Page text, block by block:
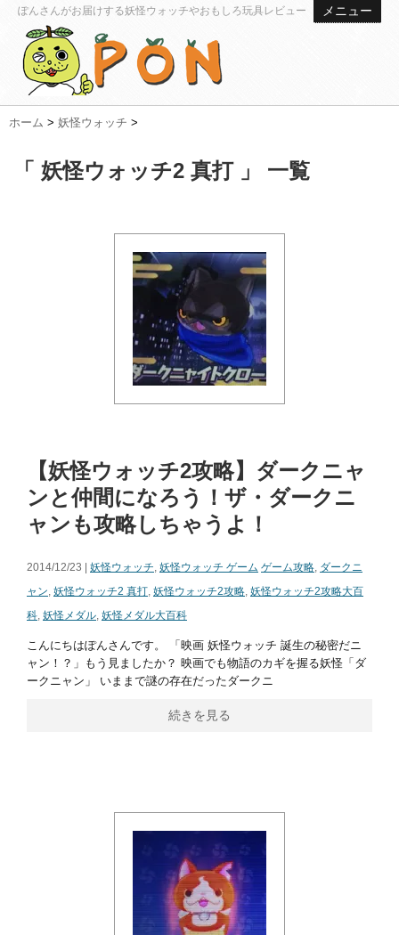
メニュー
ぽんさんがお届けする妖怪ウォッチやおもしろ玩具レビュー
ホーム > 妖怪ウォッチ >
「 妖怪ウォッチ2 真打 」 一覧
【妖怪ウォッチ2攻略】ダークニャ
ンと仲間になろう！ザ・ダークニ
ャンも攻略しちゃうよ！
2014/12/23 | 妖怪ウォッチ, 妖怪ウォッチ ゲーム ゲーム攻略, ダークニ
ャン, 妖怪ウォッチ2 真打, 妖怪ウォッチ2攻略, 妖怪ウォッチ2攻略大百
科, 妖怪メダル, 妖怪メダル大百科
こんにちはぽんさんです。 「映画 妖怪ウォッチ 誕生の秘密だニ
ャン！？」もう見ましたか？ 映画でも物語のカギを握る妖怪「ダ
ークニャン」 いままで謎の存在だったダークニ
続きを見る